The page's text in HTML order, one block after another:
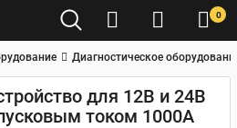
0
Диагностическое
для 12В и 24В
током 1000A